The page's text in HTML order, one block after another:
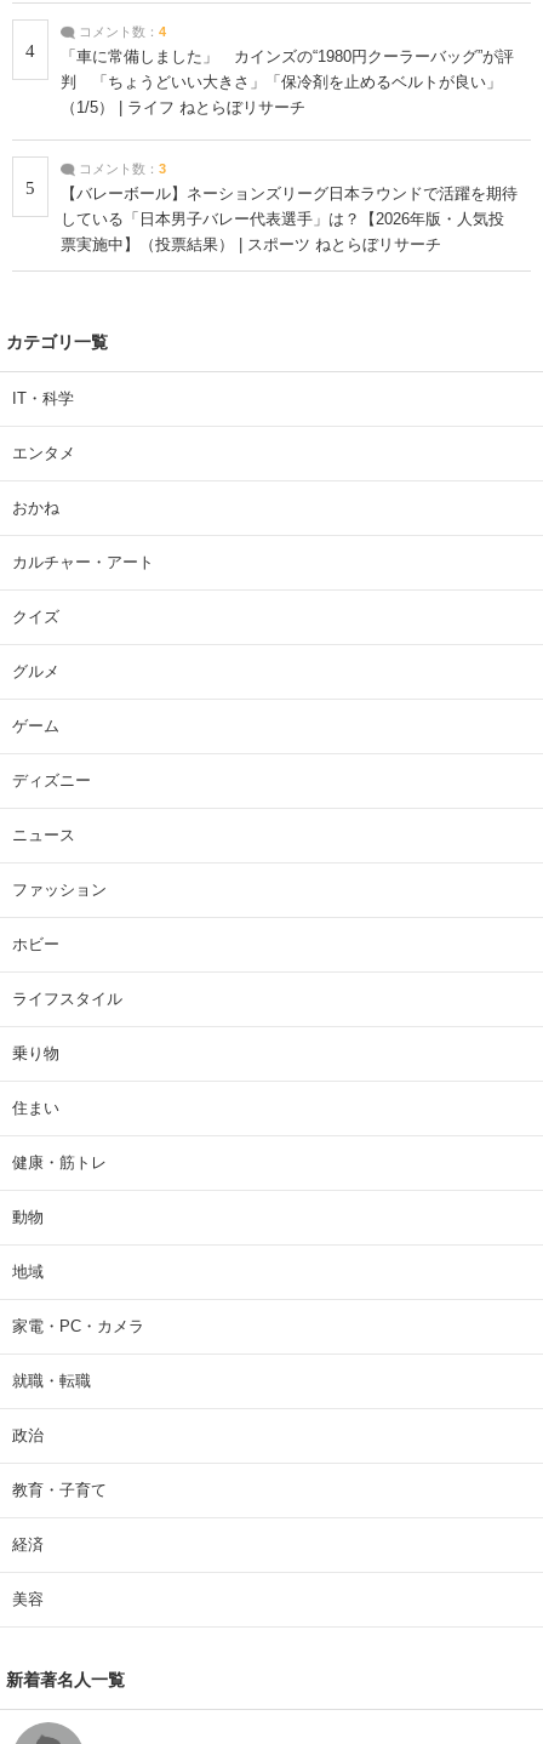
4
コメント数： 4
「車に常備しました」 カインズの“1980円クーラーバッグ”が評
判 「ちょうどいい大きさ」「保冷剤を止めるベルトが良い」
（1/5） | ライフ ねとらぼリサーチ
5
コメント数： 3
【バレーボール】ネーションズリーグ日本ラウンドで活躍を期待
している「日本男子バレー代表選手」は？【2026年版・人気投
票実施中】（投票結果） | スポーツ ねとらぼリサーチ
カテゴリ一覧
IT・科学
エンタメ
おかね
カルチャー・アート
クイズ
グルメ
ゲーム
ディズニー
ニュース
ファッション
ホビー
ライフスタイル
乗り物
住まい
健康・筋トレ
動物
地域
家電・PC・カメラ
就職・転職
政治
教育・子育て
経済
美容
新着著名人一覧